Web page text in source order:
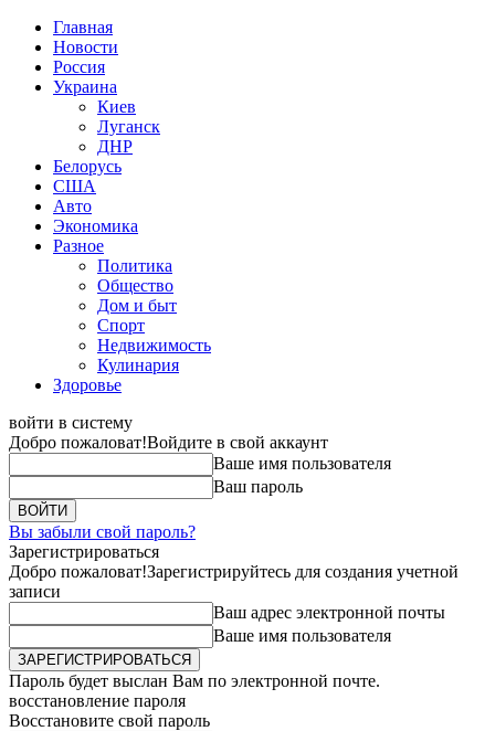
Главная
Новости
Россия
Украина
Киев
Луганск
ДНР
Белорусь
США
Авто
Экономика
Разное
Политика
Общество
Дом и быт
Спорт
Недвижимость
Кулинария
Здоровье
войти в систему
Добро пожаловат!Войдите в свой аккаунт
Ваше имя пользователя
Ваш пароль
Вы забыли свой пароль?
Зарегистрироваться
Добро пожаловат!Зарегистрируйтесь для создания учетной
записи
Ваш адрес электронной почты
Ваше имя пользователя
Пароль будет выслан Вам по электронной почте.
восстановление пароля
Восстановите свой пароль